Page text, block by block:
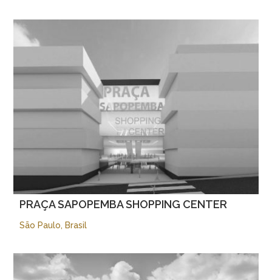
PRAÇA SAPOPEMBA SHOPPING CENTER
São Paulo, Brasil